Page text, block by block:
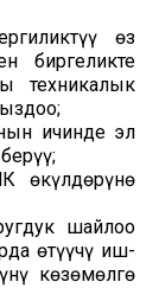
өз
биргеликте
техникалык
ичинде эл
өкүлдөрүнө
шайлоо
өтүүчү иш-
көзөмөлгө